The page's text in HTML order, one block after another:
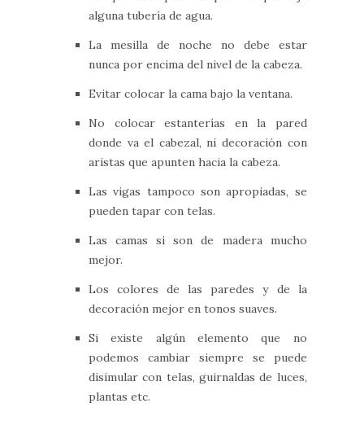
alguna tubería de agua.
La mesilla de noche no debe estar
nunca por encima del nivel de la cabeza.
Evitar colocar la cama bajo la ventana.
No colocar estanterías en la pared
donde va el cabezal, ni decoración con
aristas que apunten hacia la cabeza.
Las vigas tampoco son apropiadas, se
pueden tapar con telas.
Las camas si son de madera mucho
mejor.
Los colores de las paredes y de la
decoración mejor en tonos suaves.
Si existe algún elemento que no
podemos cambiar siempre se puede
disimular con telas, guirnaldas de luces,
plantas etc.